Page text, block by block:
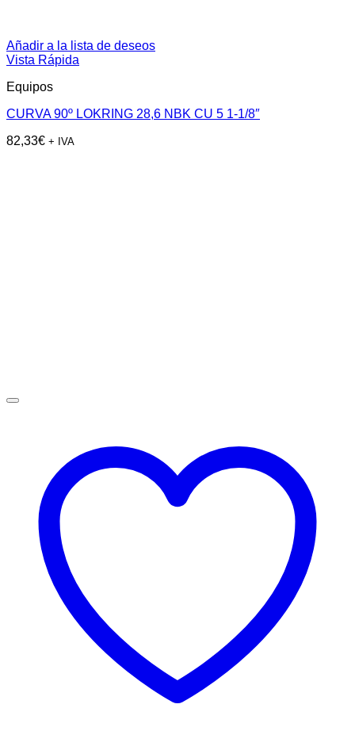
Añadir a la lista de deseos
Vista Rápida
Equipos
CURVA 90º LOKRING 28,6 NBK CU 5 1-1/8″
82,33€ + IVA